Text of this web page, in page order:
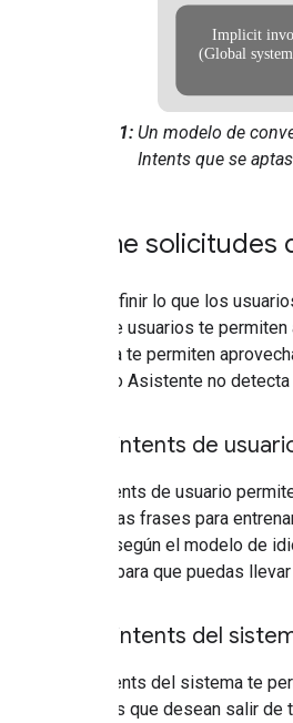
Figura 1: Un modelo de
Intents que se
Define
Para definir lo que los
tipos de usuarios te
sistema te permiten
acción o Asistente no
Crea intents de
Los intents de usuario
usa estas frases para
con un según el modelo de
Action, para que puedas
Crea intents del
Los intents del sistema te
usuarios que desean salir